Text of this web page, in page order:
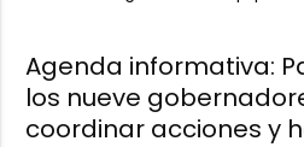
Agenda informativa:
los nueve
coordinar acciones y